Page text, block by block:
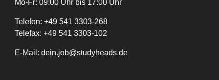
Mo-Fr: 09:00 Uhr bis 17:00 Uhr
Telefon: +49 541 3303-268
Telefax: +49 541 3303-102
E-Mail: dein.job@studyheads.de